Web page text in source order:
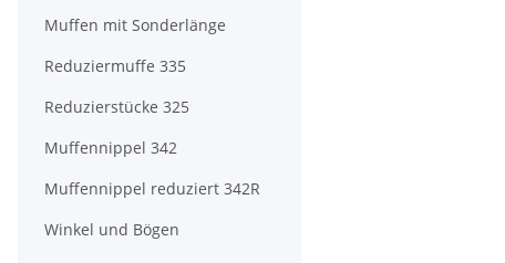
Muffen mit Sonderlänge
Reduziermuffe 335
Reduzierstücke 325
Muffennippel 342
Muffennippel reduziert 342R
Winkel und Bögen